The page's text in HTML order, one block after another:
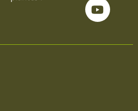
e
o g
t
u
b